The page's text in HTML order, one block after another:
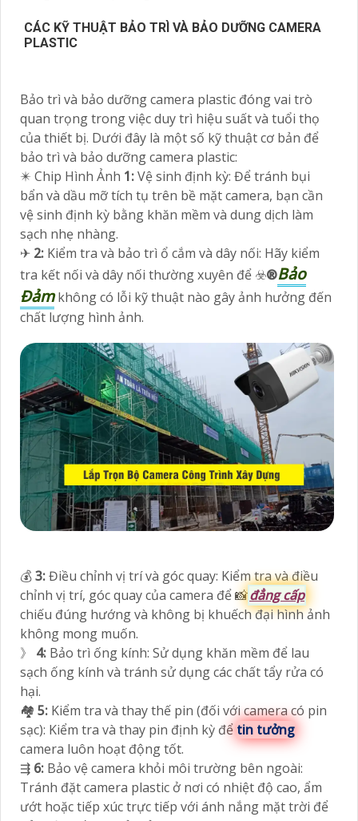
CÁC KỸ THUẬT BẢO TRÌ VÀ BẢO DƯỠNG CAMERA
PLASTIC
Bảo trì và bảo dưỡng camera plastic đóng vai trò
quan trọng trong việc duy trì hiệu suất và tuổi thọ
của thiết bị. Dưới đây là một số kỹ thuật cơ bản để
bảo trì và bảo dưỡng camera plastic:
✴️ Chip Hình Ảnh 1:Vệ sinh định kỳ: Để tránh bụi
bẩn và dầu mỡ tích tụ trên bề mặt camera, bạn cần
vệ sinh định kỳ bằng khăn mềm và dung dịch làm
sạch nhẹ nhàng.
✈ 2: Kiểm tra và bảo trì ổ cắm và dây nối: Hãy kiểm
tra kết nối và dây nối thường xuyên để ☣️®️Bảo
Đảm không có lỗi kỹ thuật nào gây ảnh hưởng đến
chất lượng hình ảnh.
💰3:Điều chỉnh vị trí và góc quay: Kiểm tra và điều
chỉnh vị trí, góc quay của camera để 📸đẳng cấp
chiếu đúng hướng và không bị khuếch đại hình ảnh
không mong muốn.
》 4: Bảo trì ống kính: Sử dụng khăn mềm để lau
sạch ống kính và tránh sử dụng các chất tẩy rửa có
hại.
🏘 5: Kiểm tra và thay thế pin (đối với camera có pin
sạc): Kiểm tra và thay pin định kỳ để tin tưởng
camera luôn hoạt động tốt.
⇶ 6: Bảo vệ camera khỏi môi trường bên ngoài:
Tránh đặt camera plastic ở nơi có nhiệt độ cao, ẩm
ướt hoặc tiếp xúc trực tiếp với ánh nắng mặt trời để